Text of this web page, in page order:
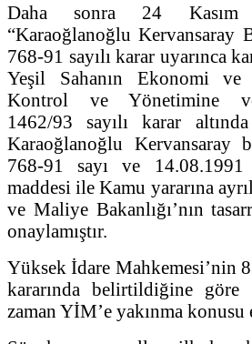
Daha sonra 24 Kasım
“Karaoğlanoğlu Kervansaray
768-91 sayılı karar uyarınca
Yeşil Sahanın Ekonomi ve
Kontrol ve Yönetimine
1462/93 sayılı karar
Karaoğlanoğlu Kervansaray
768-91 sayı ve
maddesi ile Kamu yararına
ve Maliye Bakanlığı’nın
onaylamıştır.
Yüksek İdare Mahkemesi’nin
kararında belirtildiğine
zaman YİM’e yakınma